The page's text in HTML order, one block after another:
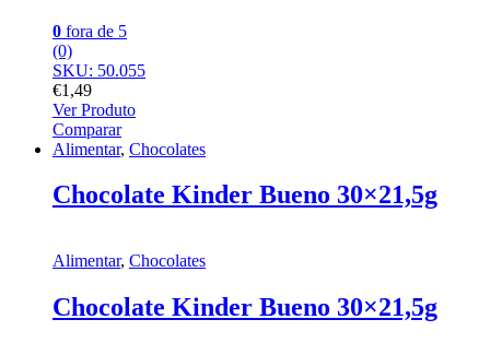
0 fora de 5
(0)
SKU: 50.055
€1,49
Ver Produto
Comparar
Alimentar, Chocolates
Chocolate Kinder Bueno 30×21,5g
Alimentar, Chocolates
Chocolate Kinder Bueno 30×21,5g